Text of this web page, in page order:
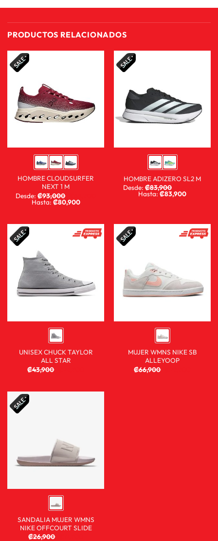
PRODUCTOS RELACIONADOS
HOMBRE CLOUDSURFER
NEXT 1 M
Desde:₡93,000
Hasta:₡80,900
HOMBRE ADIZERO SL2 M
Desde: ₡83,900
Hasta: ₡83,900
UNISEX CHUCK TAYLOR
ALL STAR
₡43,900
MUJER WMNS NIKE SB
ALLEYOOP
₡66,900
SANDALIA MUJER WMNS
NIKE OFFCOURT SLIDE
₡26,900